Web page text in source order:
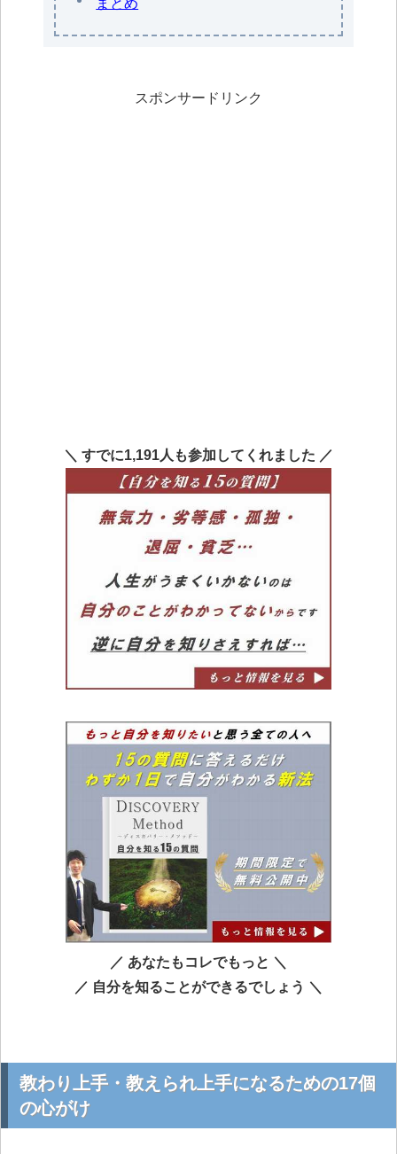
まとめ
スポンサードリンク
＼ すでに1,191人も参加してくれました ／
／ あなたもコレでもっと ＼
／ 自分を知ることができるでしょう ＼
教わり上手・教えられ上手になるための17個
の心がけ